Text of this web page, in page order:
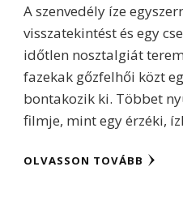
A szenvedély íze
visszatekintést és egy
időtlen nosztalgiát
fazekak gőzfelhői közt
bontakozik ki. Többet
filmje, mint egy érzéki,
OLVASSON TOVÁBB